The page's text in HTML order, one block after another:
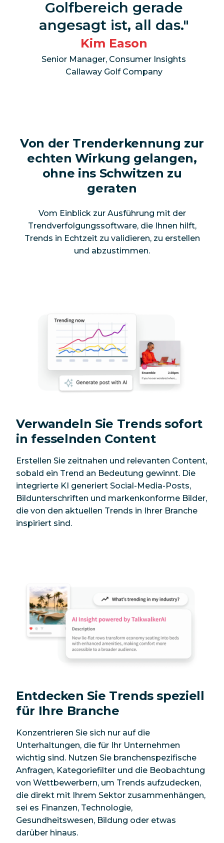
Golfbereich gerade
angesagt ist, all das.
Kim Eason
Senior Manager, Consumer Insights
Callaway Golf Company
Von der Trenderkennung zur
echten Wirkung gelangen,
ohne ins Schwitzen zu
geraten
Vom Einblick zur Ausführung mit der
Trendverfolgungssoftware, die Ihnen hilft,
Trends in Echtzeit zu validieren, zu erstellen
und abzustimmen.
Verwandeln Sie Trends sofort
in fesselnden Content
Erstellen Sie zeitnahen und relevanten Content,
sobald ein Trend an Bedeutung gewinnt. Die
integrierte KI generiert Social-Media-Posts,
Bildunterschriften und markenkonforme Bilder,
die von den aktuellen Trends in Ihrer Branche
inspiriert sind.
Entdecken Sie Trends speziell
für Ihre Branche
Konzentrieren Sie sich nur auf die
Unterhaltungen, die für Ihr Unternehmen
wichtig sind. Nutzen Sie branchenspezifische
Anfragen, Kategoriefilter und die Beobachtung
von Wettbewerbern, um Trends aufzudecken,
die direkt mit Ihrem Sektor zusammenhängen,
sei es Finanzen, Technologie,
Gesundheitswesen, Bildung oder etwas
darüber hinaus.